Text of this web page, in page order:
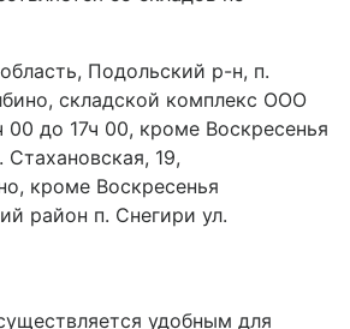
Подольский р-н, п.
складской комплекс ООО
00 до 17ч 00, кроме Воскресенья
Стахановская, 19,
кроме Воскресенья
район п. Снегири ул.
удобным для